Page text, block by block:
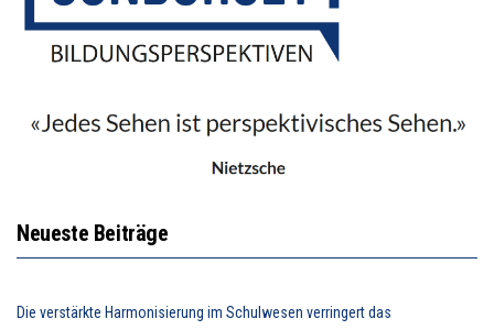
Neueste Beiträge
Die verstärkte Harmonisierung im Schulwesen verringert das